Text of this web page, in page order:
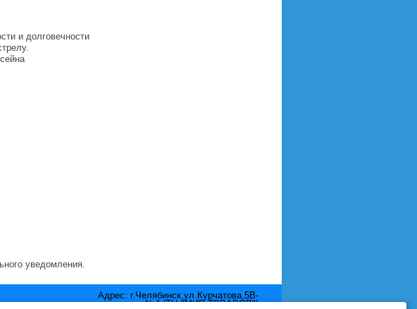
и долговечности
уведомления.
Адрес: г.Челябинск,ул.Курчатова,5В-
отдел №4 (ТЦ "МИР ТОВАРОВ")